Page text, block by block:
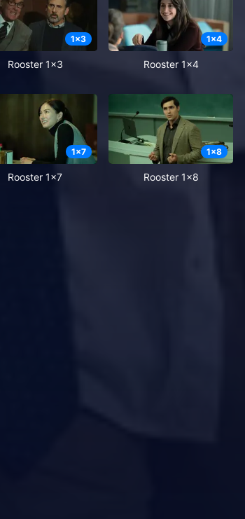
1x3
Rooster 1x3
1x4
Rooster 1x4
1x7
Rooster 1x7
1x8
Rooster 1x8